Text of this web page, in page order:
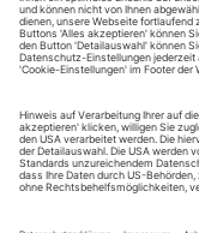
«Wozzeck» ist ein
Ihre...
À la française
Isabelle Druet
Piau fasziniert mit